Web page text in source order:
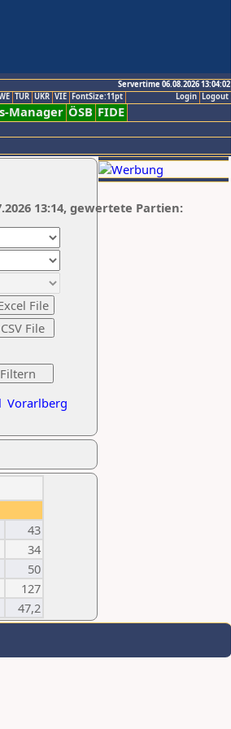
Servertime 06.08.2026 13:04:02
Logout
Login
TUR UKR VIE FontSize:11pt
Manager ÖSB FIDE
Vorarlberg
13:14, gewertete Partien:
43
34
50
127
47,2